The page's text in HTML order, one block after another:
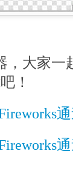
，大家一
！